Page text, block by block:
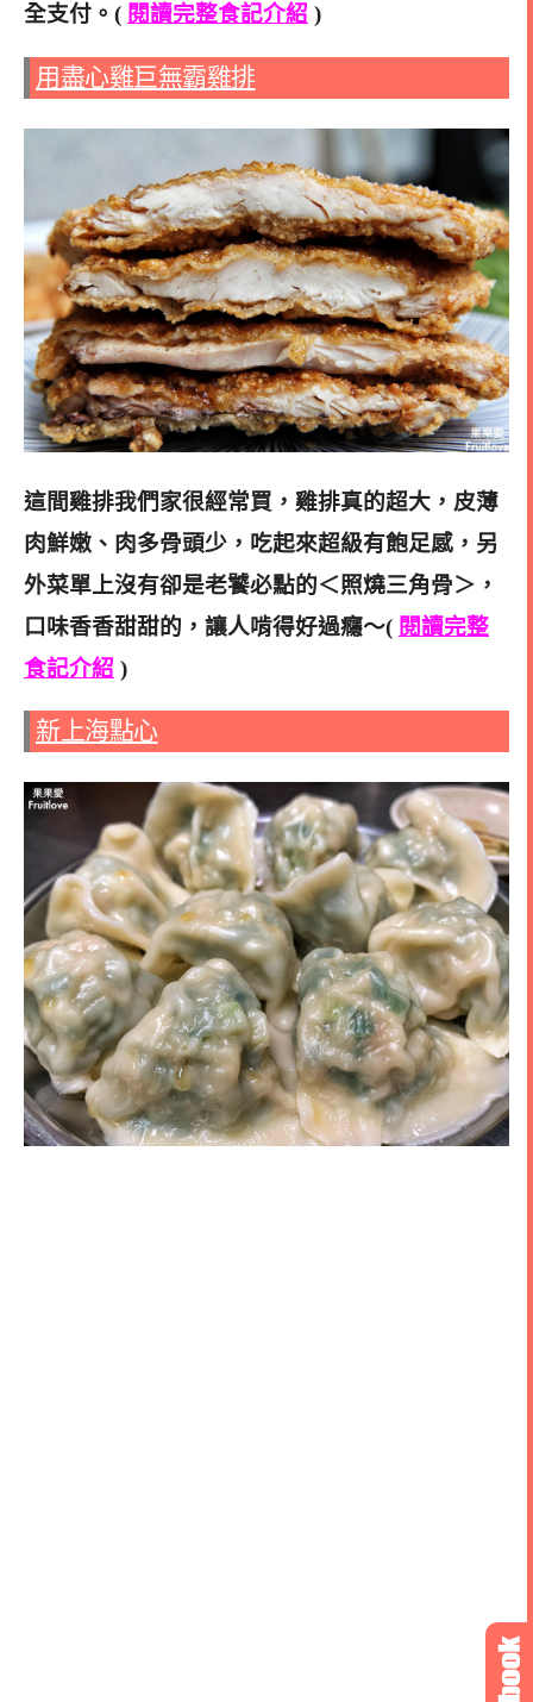
全支付。( 閱讀完整食記介紹 )
用盡心雞巨無霸雞排
這間雞排我們家很經常買，雞排真的超大，皮薄
肉鮮嫩、肉多骨頭少，吃起來超級有飽足感， 另
外菜單上沒有卻是老饕必點的＜照燒三角骨＞，
口味香香甜甜的，讓人啃得好過癮～( 閱讀完整
食記介紹 )
新上海點心